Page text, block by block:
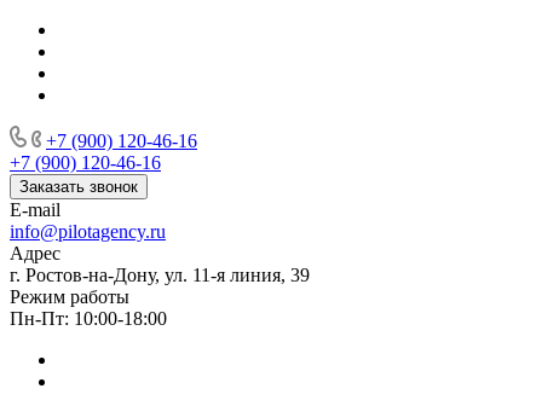
+7 (900) 120-46-16
+7 (900) 120-46-16
Заказать звонок
E-mail
info@pilotagency.ru
Адрес
г. Ростов-на-Дону, ул. 11-я линия, 39
Режим работы
Пн-Пт: 10:00-18:00